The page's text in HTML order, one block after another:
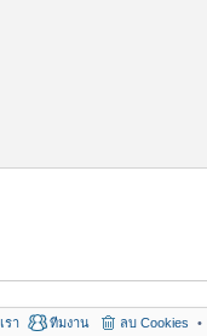
ลบ Cookies
ทีมงาน
รา